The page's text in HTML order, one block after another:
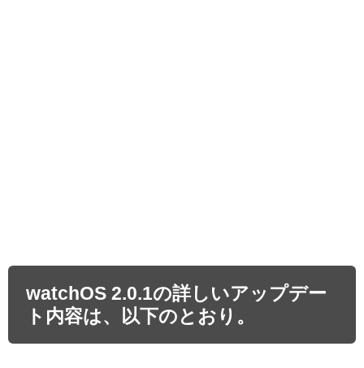
watchOS 2.0.1の詳しいアップデー
ト内容は、以下のとおり。